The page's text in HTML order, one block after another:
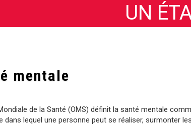
UN
mentale
de la Santé (OMS) définit la santé mentale
dans lequel une personne peut se réaliser, surmonter les